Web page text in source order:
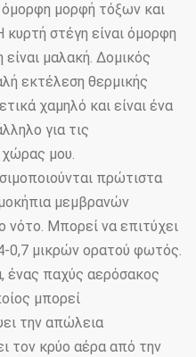
μορφή τόξων και
στέγη είναι όμορφη
μαλακή. Δομικός
εκτέλεση θερμικής
χαμηλό και είναι ένα
για τις
μου.
πρώτιστα
μεμβρανών
νότο. Μπορεί να επιτύχει
0,7 μικρών ορατού φωτός.
ένας παχύς αερόσακος
μπορεί
την απώλεια
τον κρύο αέρα από την